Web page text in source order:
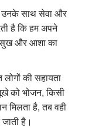
उनके साथ सेवा और
है कि हम अपने
सुख और आशा का
लोगों की सहायता
को भोजन, किसी
मिलता है, तब वही
है।